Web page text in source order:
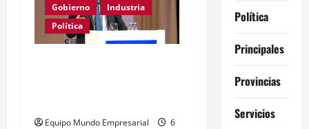
Gobierno
Industria
Política
Equipo Mundo Empresarial
6
Política
Principales
Provincias
Servicios